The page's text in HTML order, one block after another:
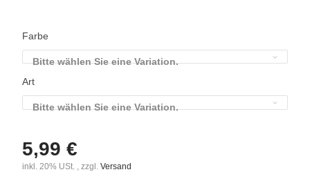
Farbe
Bitte wählen Sie eine Variation.
Art
Bitte wählen Sie eine Variation.
5,99 €
inkl. 20% USt. , zzgl. Versand